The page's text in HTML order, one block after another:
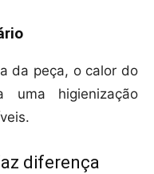
da peça, o calor do
uma higienização
diferença